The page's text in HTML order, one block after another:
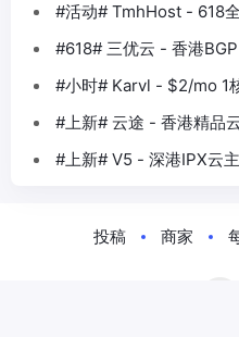
#活动# TmhHost - 618
#618# 三优云 - 香港
#小时# Karvl - $2/mo 1
#上新# 云途 - 香港精品
#上新# V5 - 深港IPX云
投稿 商家